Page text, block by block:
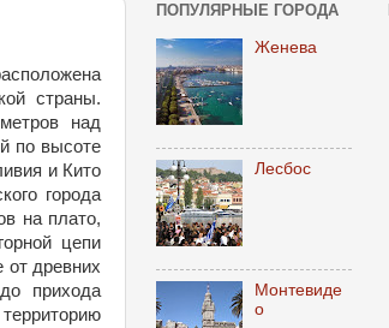
страны.
над
по высоте
и Кито
города
на плато,
цепи
от древних
прихода
ПОПУЛЯРНЫЕ ГОРОДА
Женева
Лесбос
Монтевиде
о